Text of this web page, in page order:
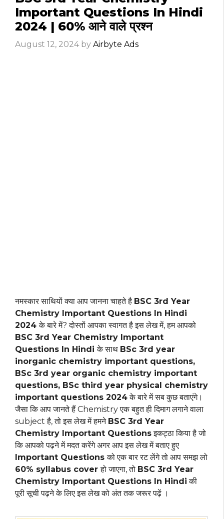
Important Questions In Hindi
2024 | 60% आने वाले प्रश्न
August 12, 2024 by Airbyte Ads
नमस्कार साथियों क्या आप जानना चाहते है BSC 3rd Year
Chemistry Important Questions In Hindi
2024के बारे में? दोस्तों आपका स्वागत है इस लेख में, हम आपको
BSC 3rd Year Chemistry Important
Questions In Hindiके साथ BSc 3rd year
inorganic chemistry important questions,
BSc 3rd year organic chemistry important
questions, BSc third year physical chemistry
important questions 2024के बारे में सब कुछ बताएंगे।
जैसा कि आप जानते हैं Chemistry एक बहुत ही दिमाग लगाने वाला
subject है, तो इस लेख में हमने BSC 3rd Year
Chemistry Important Questionsइकट्ठा किया है जो
कि आपको पढ़ने में मदत करेंगे अगर आप इस लेख में बताए हुए
Important Questionsको एक बार रट लेंगे तो आप समझ लो
60% syllabus coverहो जाएगा, तो BSC 3rd Year
Chemistry Important Questions In Hindi की
पूरी सूची पढ़ने के लिए इस लेख को अंत तक जरूर पढ़ें ।